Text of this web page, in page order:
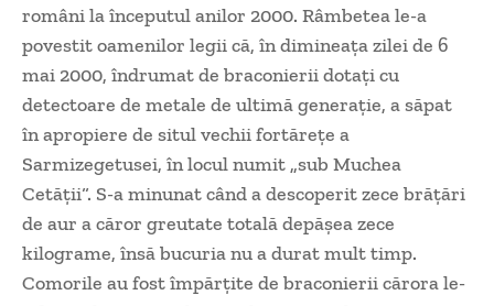
români la începutul anilor 2000. Râmbetea le-a
povestit oamenilor legii că, în dimineaţa zilei de 6
mai 2000, îndrumat de braconierii dotaţi cu
detectoare de metale de ultimă generaţie, a săpat
în apropiere de situl vechii fortăreţe a
Sarmizegetusei, în locul numit „sub Muchea
Cetăţii“. S-a minunat când a descoperit zece brăţări
de aur a căror greutate totală depăşea zece
kilograme, însă bucuria nu a durat mult timp.
Comorile au fost împărţite de braconierii cărora le-